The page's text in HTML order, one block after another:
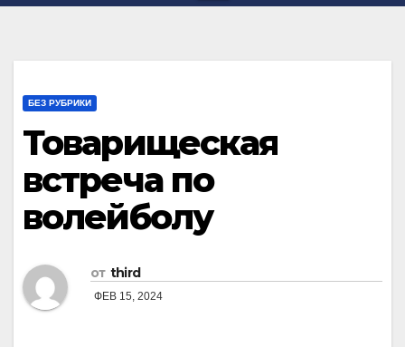
БЕЗ РУБРИКИ
Товарищеская
встреча по
волейболу
от third
ФЕВ 15, 2024